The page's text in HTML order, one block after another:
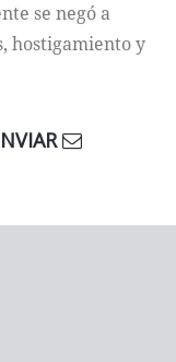
se negó a
hostigamiento y